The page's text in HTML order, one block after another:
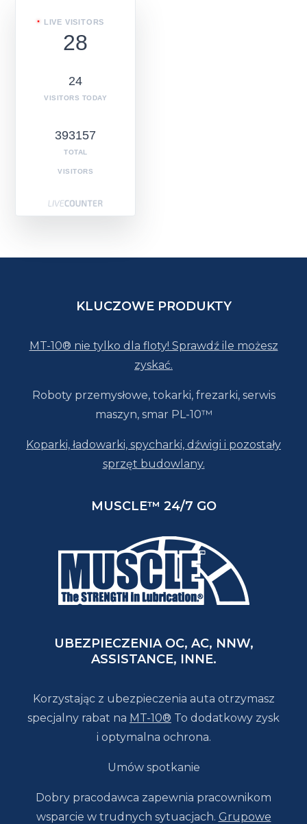
LIVE VISITORS
28
24
VISITORS TODAY
393157
TOTAL
VISITORS
KLUCZOWE PRODUKTY
MT-10® nie tylko dla floty! Sprawdź ile możesz
zyskać.
Roboty przemysłowe, tokarki, frezarki, serwis
maszyn, smar PL-10™
Koparki, ładowarki, spycharki, dźwigi i pozostały
sprzęt budowlany.
MUSCLE™ 24/7 GO
UBEZPIECZENIA OC, AC, NNW,
ASSISTANCE, INNE.
Korzystając z ubezpieczenia auta otrzymasz
specjalny rabat na MT-10® To dodatkowy zysk
i optymalna ochrona.
Umów spotkanie
Dobry pracodawca zapewnia pracownikom
wsparcie w trudnych sytuacjach. Grupowe